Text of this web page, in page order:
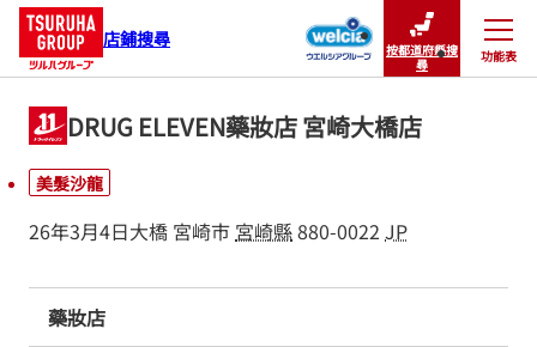
店鋪搜尋
按都道府縣搜
尋
功能表
關閉
DRUG ELEVEN藥妝店 宮崎大橋店
美髮沙龍
26年3月4日大橋 宮崎市 宮崎縣880-0022 JP
藥妝店